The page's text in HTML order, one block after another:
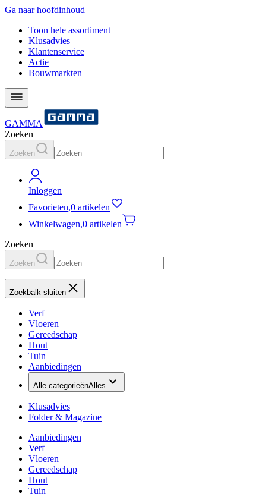
Ga naar hoofdinhoud
Toon hele assortiment
Klusadvies
Klantenservice
Actie
Bouwmarkten
GAMMA
Zoeken
Zoeken
Inloggen
Favorieten,0 artikelen
Winkelwagen,0 artikelen
Zoeken
Zoeken
Zoekbalk sluiten
Verf
Vloeren
Gereedschap
Hout
Tuin
Aanbiedingen
Alle categorieënAlles
Klusadvies
Folder & Magazine
Aanbiedingen
Verf
Vloeren
Gereedschap
Hout
Tuin